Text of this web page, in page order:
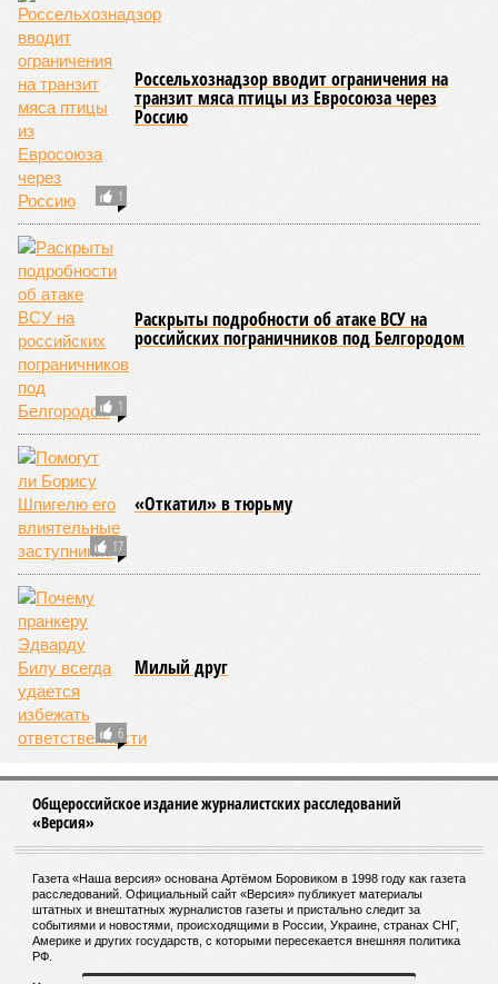
попытки замедлить процесс старения и в конечном счёте
опередить саму смерть, иронизируют в New York Post.
Главная проблема и печаль в том, что не в одних только
мутациях дело.«Наше исследование показывает, что
соматические мутации вносят значительный вклад в
старение, но сами по себе они не могут объяснить
наблюдаемую смертность, –
соавтора исследования
сотрудника Центра био- и медицинских технологий
Сколтеха и старшего научного сотрудника AIRI. –
означает, что другие механизмы старения, такие как
потеря протеостаза, митохондриальная дисфункция или
эпигенетические изменения, вносят сопоставимый вклад
в ограничение продолжительности жизни».
Впрочем, исключение соматических мутаций в любом
случае сильно бы продлило человеческую жизнь. Но как
их исключить? Ведь всё это зависит от множества
вводных, от обычных ошибок при делении клеток до
стрессовых факторов, состояния окружающей среды и
воздействия вирусов. На этот вопрос ответа у учёных из
Сколкова нет. Во всяком случае, пока нет.
Кстати
Самым долгоживущим человеком на Земле остаётся
француженка Жанна Кальман, родившаяся 21 февраля
1875 года в Арле и там же скончавшаяся 4 августа
1997-го, – на момент смерти ей было 122 года и 164
дня.
Всю свою жизнь она прожила в родном городе, лишь к
110 годам решившись на переезд в дом престарелых La
Maison du Lac, где через 12 лет и умерла. Покидала
свою квартиру она без особого удовольствия, но
причина расставания с родной обителью была веской:
в ходе готовки женщина случайно устроила дома
Когда Жанне Кальман было 115 лет, она упала с
лестницы и сломала бедро и с тех пор передвигалась в
инвалидном кресле. Нейропсихолог Карен Ричи раз в
полгода проводила исследования психического и